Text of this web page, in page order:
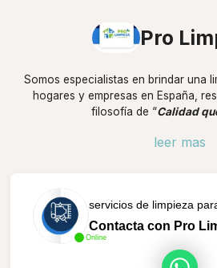
Pro
Somos especialistas en brindar una
hogares y empresas en España,
filosofía de “Calidad
leer mas
Online
servicios de limpieza
Contacta con Pro